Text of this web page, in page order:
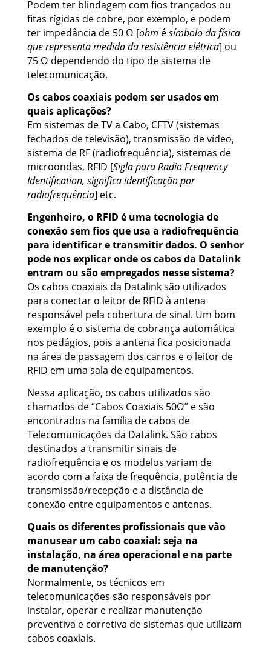
Podem ter blindagem com fios trançados ou
fitas rígidas de cobre, por exemplo, e podem
ter impedância de 50 Ω [ohm ésímbolo da física
que representa medida da resistência elétrica] ou
75 Ω dependendo do tipo de sistema de
telecomunicação.
Os cabos coaxiais podem ser usados em
quais aplicações?
Em sistemas de TV a Cabo, CFTV (sistemas
fechados de televisão), transmissão de vídeo,
sistema de RF (radiofrequência), sistemas de
microondas, RFID [Sigla para Radio Frequency
Identification, significa identificação por
radiofrequência] etc.
Engenheiro, o RFID é uma tecnologia de
conexão sem fios que usa a radiofrequência
para identificar e transmitir dados. O senhor
pode nos explicar onde os cabos da Datalink
entram ou são empregados nesse sistema?
Os cabos coaxiais da Datalink são utilizados
para conectar o leitor de RFID à antena
responsável pela cobertura de sinal. Um bom
exemplo é o sistema de cobrança automática
nos pedágios, pois a antena fica posicionada
na área de passagem dos carros e o leitor de
RFID em uma sala de equipamentos.
Nessa aplicação, os cabos utilizados são
chamados de “Cabos Coaxiais 50Ω” e são
encontrados na família de cabos de
Telecomunicações da Datalink. São cabos
destinados a transmitir sinais de
radiofrequência e os modelos variam de
acordo com a faixa de frequência, potência de
transmissão/recepção e a distância de
conexão entre equipamentos e antenas.
Quais os diferentes profissionais que vão
manusear um cabo coaxial: seja na
instalação, na área operacional e na parte
de manutenção?
Normalmente, os técnicos em
telecomunicações são responsáveis por
instalar, operar e realizar manutenção
preventiva e corretiva de sistemas que utilizam
cabos coaxiais.